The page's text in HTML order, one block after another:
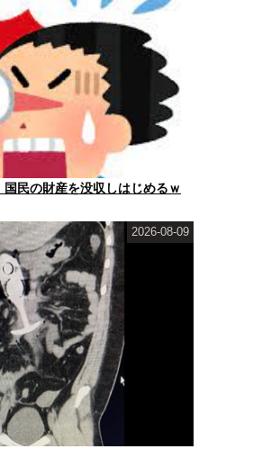
国民の財産を没収しはじめるｗ
2026-08-09